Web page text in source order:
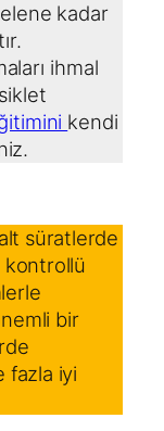
kadar
ihmal
kendi
alt süratlerde
kontrollü
bir
fazla iyi